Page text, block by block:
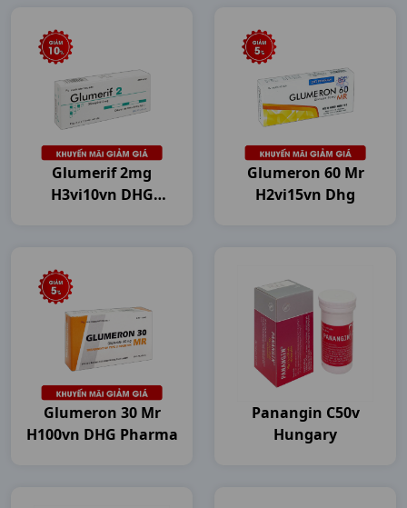
Glumerif 2mg
H3vi10vn DHG
Glumeron 60 Mr
H2vi15vn Dhg
Glumeron 30 Mr
H100vn DHG Pharma
Panangin C50v
Hungary